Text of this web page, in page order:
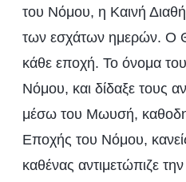
του Νόμου, η Καινή
των εσχάτων ημερών. Ο
κάθε εποχή. Το όνομα
Νόμου, και δίδαξε τους
μέσω του Μωυσή,
Εποχής του Νόμου,
καθένας αντιμετώπιζε